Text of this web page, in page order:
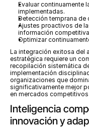
Evaluar continuamente
implementadas.
Detección temprana de
Ajustes proactivos de
información
Optimizar
La integración exitosa del
estratégica requiere un
recopilación sistemática
implementación
organizaciones que
significativamente mejor
en mercados
Inteligencia
innovación y